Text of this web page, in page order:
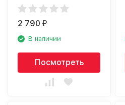
2 790₽
В наличии
Посмотреть